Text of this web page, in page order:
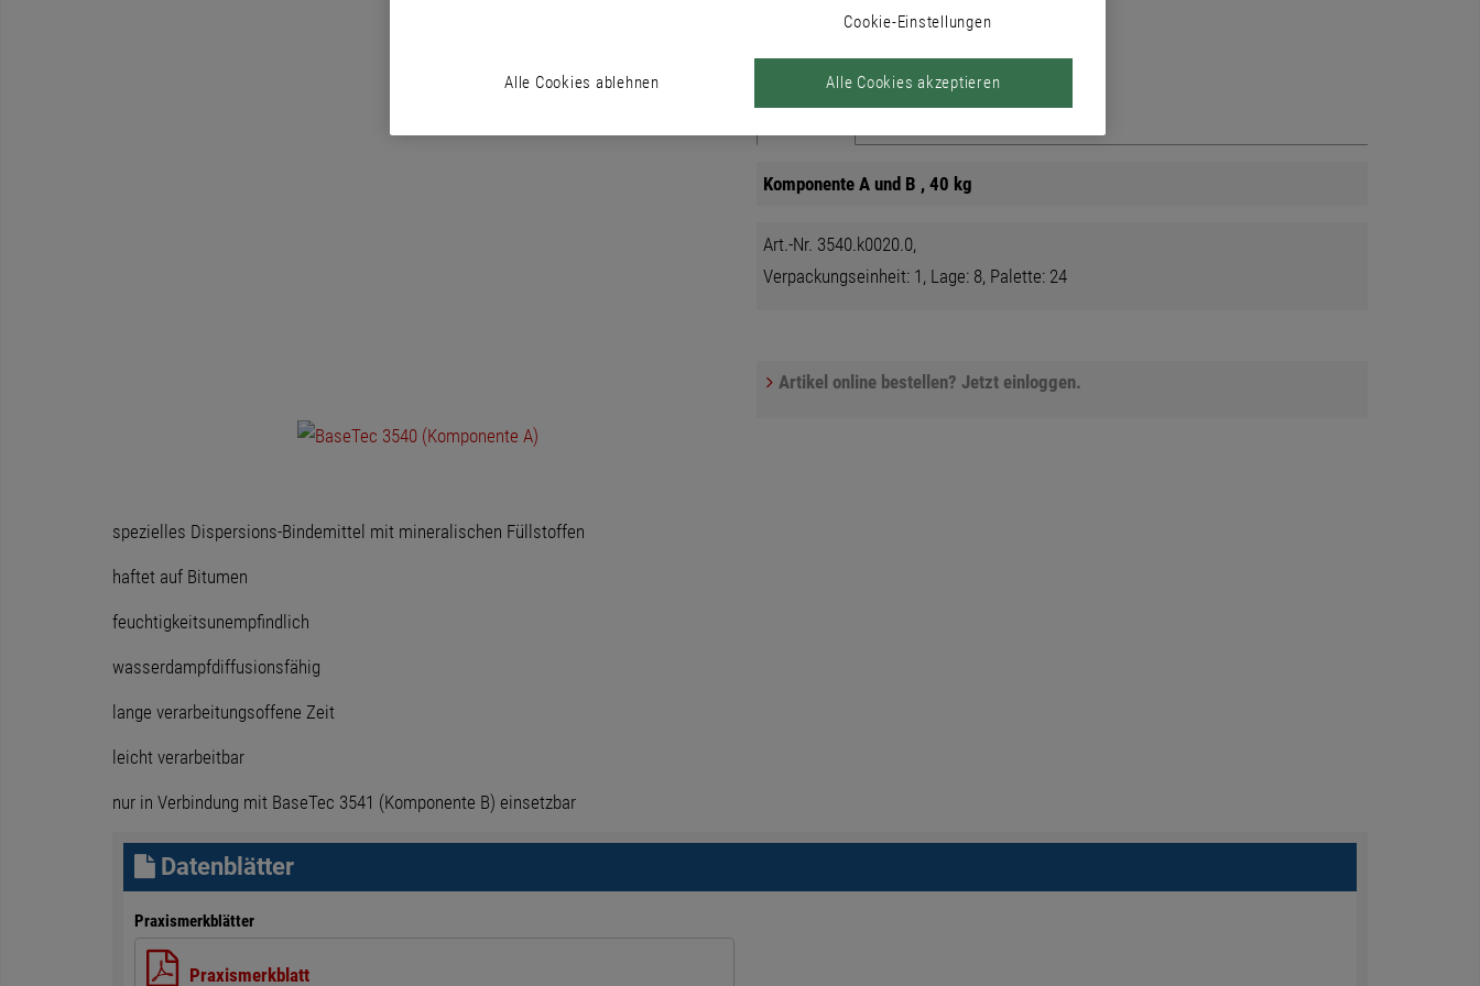
allen Brillux WDV-Systemen.
spezielles Dispersions-Bindemittel mit mineralischen Füllstoffen
haftet auf Bitumen
feuchtigkeitsunempfindlich
wasserdampfdiffusionsfähig
lange verarbeitungsoffene Zeit
leicht verarbeitbar
nur in Verbindung mit BaseTec 3541 (Komponente B) einsetzbar
Komponente A und B , 40 kg
Art.-Nr. 3540.k0020.0,
Verpackungseinheit: 1, Lage: 8, Palette: 24
Artikel online bestellen? Jetzt einloggen.
Datenblätter
Praxismerkblätter
Praxismerkblatt
Cookie-Einstellungen
Alle Cookies ablehnen Alle Cookies akzeptieren